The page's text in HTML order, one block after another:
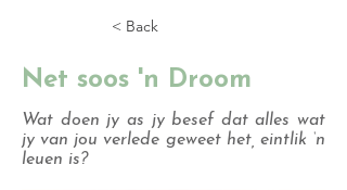
< Back
Net soos 'n Droom
Wat doen jy as jy besef dat alles wat
jy van jou verlede geweet het, eintlik ‘n
leuen is?